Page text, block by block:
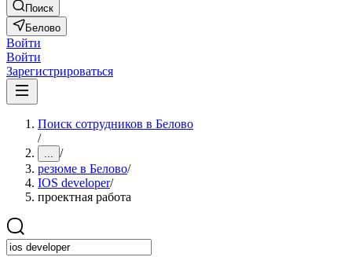
Поиск
Белово
Войти
Войти
Зарегистрироваться
Поиск сотрудников в Белово
/
... /
резюме в Белово/
IOS developer/
проектная работа